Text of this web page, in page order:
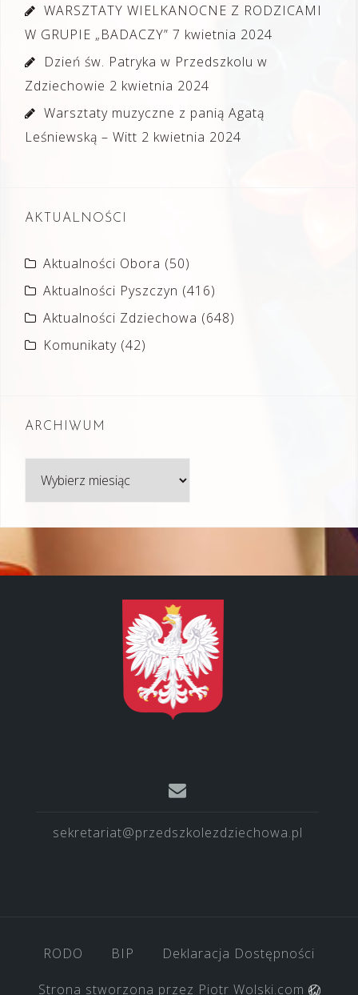
WARSZTATY WIELKANOCNE Z RODZICAMI
W GRUPIE „BADACZY” 7 kwietnia 2024
Dzień św. Patryka w Przedszkolu w
Zdziechowie 2 kwietnia 2024
Warsztaty muzyczne z panią Agatą
Leśniewską – Witt 2 kwietnia 2024
AKTUALNOŚCI
Aktualności Obora (50)
Aktualności Pyszczyn (416)
Aktualności Zdziechowa (648)
Komunikaty (42)
ARCHIWUM
sekretariat@przedszkolezdziechowa.pl
RODO BIP Deklaracja Dostępności
Strona stworzona przez Piotr Wolski.com